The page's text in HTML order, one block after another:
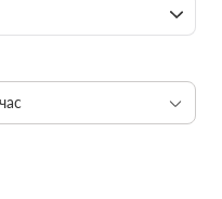
час